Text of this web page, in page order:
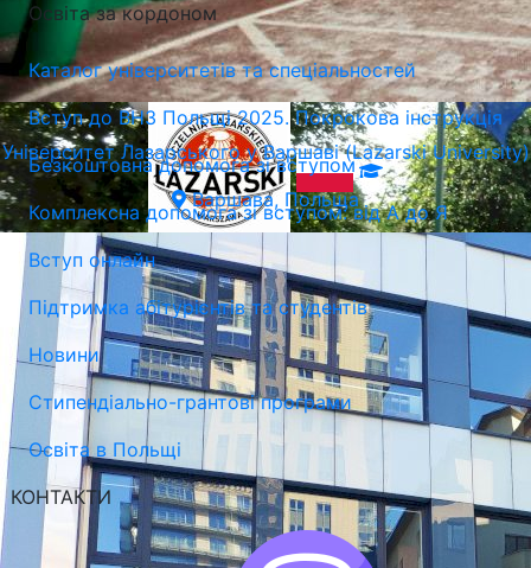
Університет Лазарського у Варшаві (Lazarski University)
Варшава, Польща
Освіта за кордоном
Каталог університетів та спеціальностей
Вступ до ВНЗ Польщі 2025. Покрокова інструкція
Безкоштовна допомога зі вступом
Комплексна допомога зі вступом: від А до Я
Вступ онлайн
Підтримка абітурієнтів та студентів
Новини
Стипендіально-грантові програми
Освіта в Польщі
КОНТАКТИ